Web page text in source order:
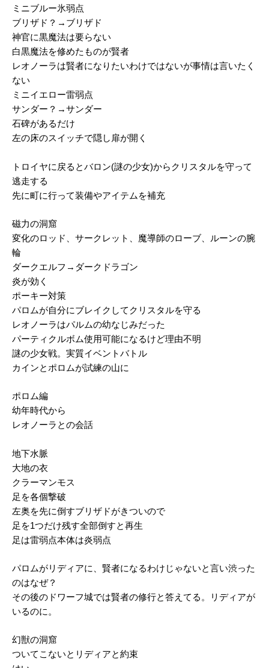
ミニブルー氷弱点
ブリザド？→ブリザド
神官に黒魔法は要らない
白黒魔法を修めたものが賢者
レオノーラは賢者になりたいわけではないが事情は言いたく
ない
ミニイエロー雷弱点
サンダー？→サンダー
石碑があるだけ
左の床のスイッチで隠し扉が開く
トロイヤに戻るとバロン(謎の少女)からクリスタルを守って
逃走する
先に町に行って装備やアイテムを補充
磁力の洞窟
変化のロッド、サークレット、魔導師のローブ、ルーンの腕
輪
ダークエルフ→ダークドラゴン
炎が効く
ポーキー対策
パロムが自分にブレイクしてクリスタルを守る
レオノーラはパルムの幼なじみだった
パーティクルボム使用可能になるけど理由不明
謎の少女戦。実質イベントバトル
カインとポロムが試練の山に
ポロム編
幼年時代から
レオノーラとの会話
地下水脈
大地の衣
クラーマンモス
足を各個撃破
左奥を先に倒すブリザドがきついので
足を1つだけ残す全部倒すと再生
足は雷弱点本体は炎弱点
パロムがリディアに、賢者になるわけじゃないと言い渋った
のはなぜ？
その後のドワーフ城では賢者の修行と答えてる。リディアが
いるのに。
幻獣の洞窟
ついてこないとリディアと約束